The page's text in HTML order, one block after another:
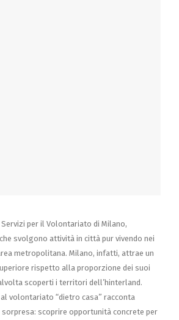
per il Volontariato di Milano,
svolgono attività in città pur vivendo nei
metropolitana. Milano, infatti, attrae un
rispetto alla proporzione dei suoi
scoperti i territori dell’hinterland.
al volontariato “dietro casa” racconta
sorpresa: scoprire opportunità concrete per